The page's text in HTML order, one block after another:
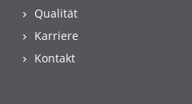
Qualität
Karriere
Kontakt